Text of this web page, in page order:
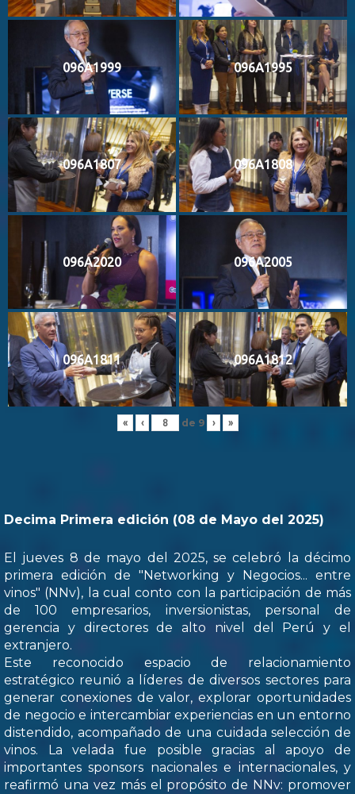
096A1999 096A1995
096A1807 096A1808
096A2020 096A2005
096A1811 096A1812
« ‹ de 9 › »
Decima Primera edición (08 de Mayo del 2025)
El jueves 8 de mayo del 2025, se celebró la décimo
primera edición de "Networking y Negocios... entre
vinos" (NNv), la cual conto con la participación de más
de 100 empresarios, inversionistas, personal de
gerencia y directores de alto nivel del Perú y el
extranjero.
Este reconocido espacio de relacionamiento
estratégico reunió a líderes de diversos sectores para
generar conexiones de valor, explorar oportunidades
de negocio e intercambiar experiencias en un entorno
distendido, acompañado de una cuidada selección de
vinos. La velada fue posible gracias al apoyo de
importantes sponsors nacionales e internacionales, y
reafirmó una vez más el propósito de NNv: promover